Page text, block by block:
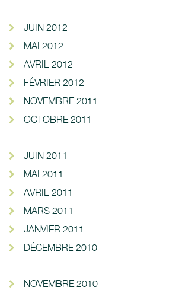
JUIN 2012
MAI 2012
AVRIL 2012
FÉVRIER 2012
NOVEMBRE 2011
OCTOBRE 2011
JUIN 2011
MAI 2011
AVRIL 2011
MARS 2011
JANVIER 2011
DÉCEMBRE 2010
NOVEMBRE 2010